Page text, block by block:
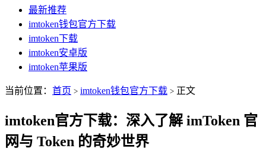
最新推荐
imtoken钱包官方下载
imtoken下载
imtoken安卓版
imtoken苹果版
当前位置： 首页 > imtoken钱包官方下载 > 正文
imtoken官方下载：深入了解 imToken 官
网与 Token 的奇妙世界